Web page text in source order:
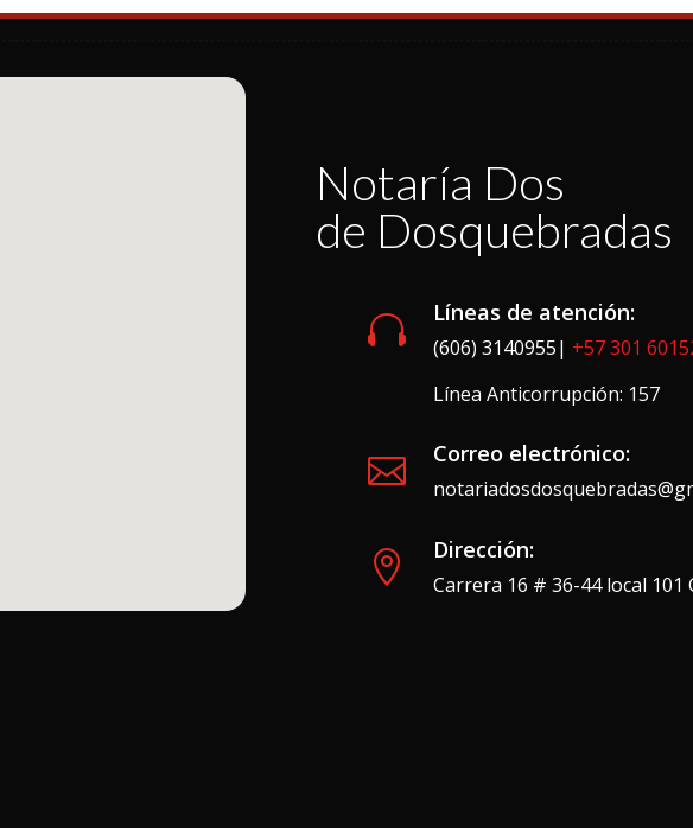
Notaría Dos
de Dosquebradas
 Líneas de atención:
(606) 3140955| +57 301
Línea Anticorrupción: 157
 Correo electrónico:
 Dirección:
Carrera 16 # 36-44 local 101